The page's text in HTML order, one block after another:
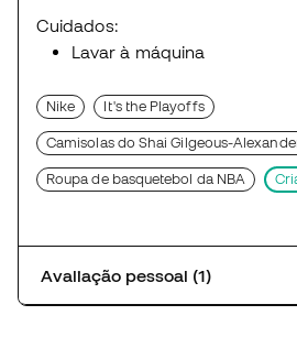
Cuidados:
Lavar à máquina
Nike It's the Playoffs
Camisolas do Shai Gilgeous-
Roupa de basquetebol da NBA
Avaliação pessoal (1)